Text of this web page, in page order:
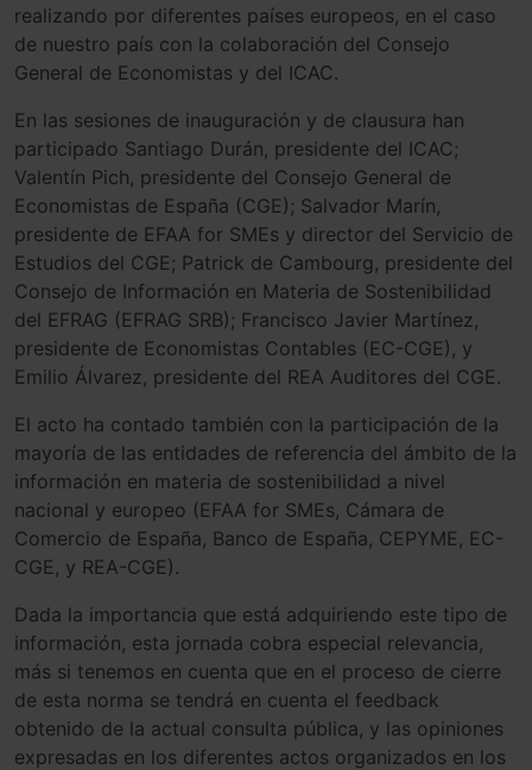
realizando por diferentes países europeos, en el caso
de nuestro país con la colaboración del Consejo
General de Economistas y del ICAC.
En las sesiones de inauguración y de clausura han
participado Santiago Durán, presidente del ICAC;
Valentín Pich, presidente del Consejo General de
Economistas de España (CGE); Salvador Marín,
presidente de EFAA for SMEs y director del Servicio de
Estudios del CGE; Patrick de Cambourg, presidente del
Consejo de Información en Materia de Sostenibilidad
del EFRAG (EFRAG SRB); Francisco Javier Martínez,
presidente de Economistas Contables (EC-CGE), y
Emilio Álvarez, presidente del REA Auditores del CGE.
El acto ha contado también con la participación de la
mayoría de las entidades de referencia del ámbito de la
información en materia de sostenibilidad a nivel
nacional y europeo (EFAA for SMEs, Cámara de
Comercio de España, Banco de España, CEPYME, EC-
CGE, y REA-CGE).
Dada la importancia que está adquiriendo este tipo de
información, esta jornada cobra especial relevancia,
más si tenemos en cuenta que en el proceso de cierre
de esta norma se tendrá en cuenta el feedback
obtenido de la actual consulta pública, y las opiniones
expresadas en los diferentes actos organizados en los